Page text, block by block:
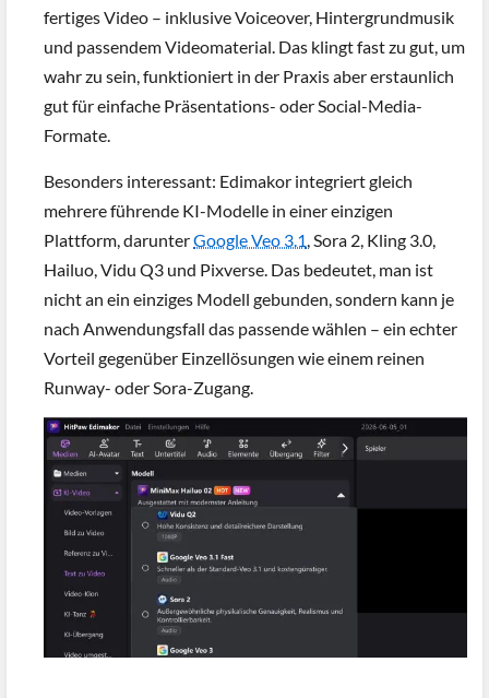
fertiges Video – inklusive Voiceover, Hintergrundmusik
und passendem Videomaterial. Das klingt fast zu gut, um
wahr zu sein, funktioniert in der Praxis aber erstaunlich
gut für einfache Präsentations- oder Social-Media-
Formate.
Besonders interessant: Edimakor integriert gleich
mehrere führende KI-Modelle in einer einzigen
Plattform, darunterGoogle Veo 3.1 , Sora 2, Kling 3.0,
Hailuo, Vidu Q3 und Pixverse. Das bedeutet, man ist
nicht an ein einziges Modell gebunden, sondern kann je
nach Anwendungsfall das passende wählen – ein echter
Vorteil gegenüber Einzellösungen wie einem reinen
Runway- oder Sora-Zugang.